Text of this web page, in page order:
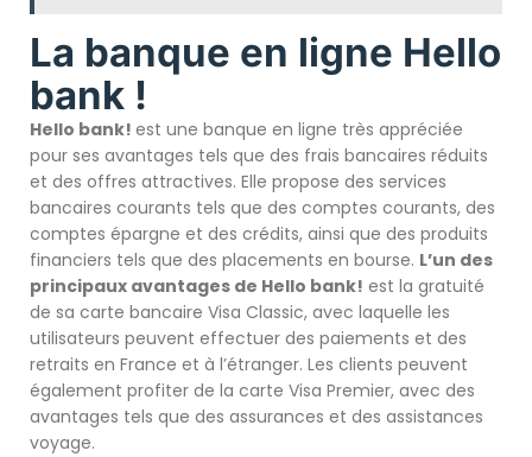
La banque en ligne Hello
bank !
Hello bank! est une banque en ligne très appréciée
pour ses avantages tels que des frais bancaires réduits
et des offres attractives. Elle propose des services
bancaires courants tels que des comptes courants, des
comptes épargne et des crédits, ainsi que des produits
financiers tels que des placements en bourse. L’un des
principaux avantages de Hello bank! est la gratuité
de sa carte bancaire Visa Classic, avec laquelle les
utilisateurs peuvent effectuer des paiements et des
retraits en France et à l’étranger. Les clients peuvent
également profiter de la carte Visa Premier, avec des
avantages tels que des assurances et des assistances
voyage.